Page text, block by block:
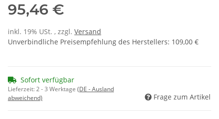
95,46 €
inkl. 19% USt. , zzgl. Versand
Unverbindliche Preisempfehlung des Herstellers: 109,00 €
Sofort verfügbar
Lieferzeit:2 - 3 Werktage (DE - Ausland
abweichend)
Frage zum Artikel